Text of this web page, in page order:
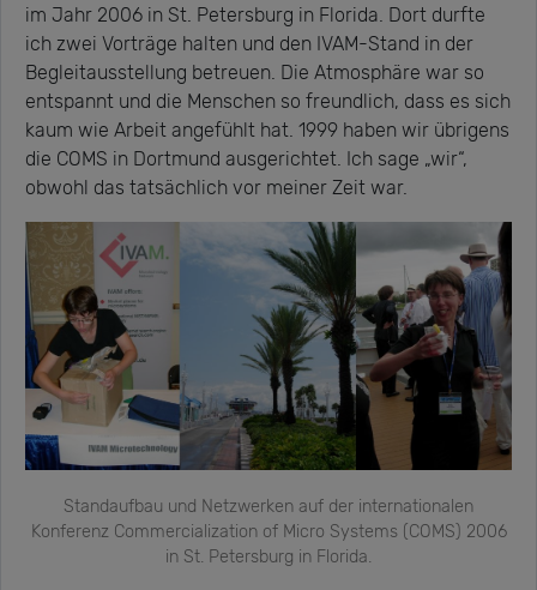
im Jahr 2006 in St. Petersburg in Florida. Dort durfte
ich zwei Vorträge halten und den IVAM-Stand in der
Begleitausstellung betreuen. Die Atmosphäre war so
entspannt und die Menschen so freundlich, dass es sich
kaum wie Arbeit angefühlt hat. 1999 haben wir übrigens
die COMS in Dortmund ausgerichtet. Ich sage „wir“,
obwohl das tatsächlich vor meiner Zeit war.
Standaufbau und Netzwerken auf der internationalen
Konferenz Commercialization of Micro Systems (COMS) 2006
in St. Petersburg in Florida.